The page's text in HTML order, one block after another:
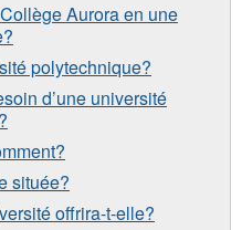
Aurora en une
polytechnique?
d’une université
située?
offrira-t-elle?